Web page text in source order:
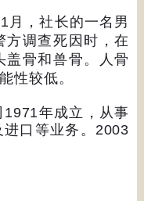
月，社长的一名男
方调查死因时，在
盖骨和兽骨。人骨
性较低。
1971年成立，从事
口等业务。 2003